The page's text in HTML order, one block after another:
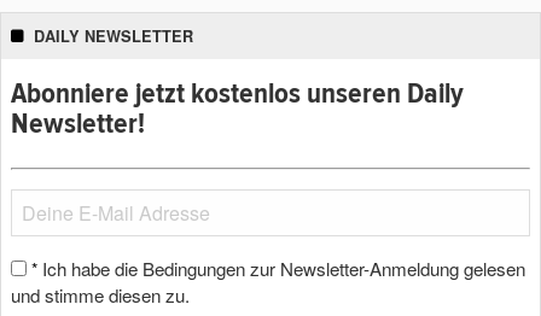
DAILY NEWSLETTER
Abonniere jetzt kostenlos unseren Daily
Newsletter!
* Ich habe die Bedingungen zur Newsletter-Anmeldung gelesen
und stimme diesen zu.